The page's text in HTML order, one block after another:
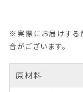
※実際にお届けする
合がございます。
原材料